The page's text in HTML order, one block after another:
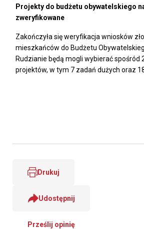
Projekty do budżetu obywatelskiego
zweryfikowane
Zakończyła się weryfikacja wniosków
mieszkańców do Budżetu
Rudzianie będą mogli wybierać spośród
projektów, w tym 7 zadań dużych oraz
Drukuj
Udostępnij
Prześlij opinię